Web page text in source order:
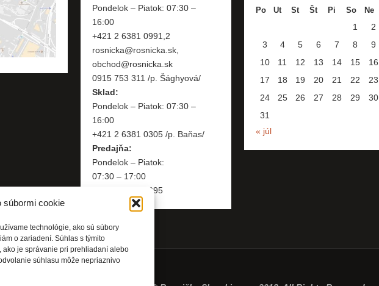
súbormi cookie
technológie, ako sú súbory
o zariadení. Súhlas s týmito
je správanie pri prehliadaní alebo
súhlasu môže nepriaznivo
Pondelok – Piatok: 07:30 –
16:00
+421 2 6381 0991,2
rosnicka@rosnicka.sk,
obchod@rosnicka.sk
0915 753 311 /p. Šághyová/
Sklad:
Pondelok – Piatok: 07:30 –
16:00
+421 2 6381 0305 /p. Baňas/
Predajňa:
Pondelok – Piatok:
07:30 – 17:00
+421 2 6381 0995
Po
Ut St Št Pi So Ne
1
2
3
4 5 6 7 8
9
10
11 12 13 14 15
16
17
18 19 20 21 22
23
24
25 26 27 28 29
30
31
« júl